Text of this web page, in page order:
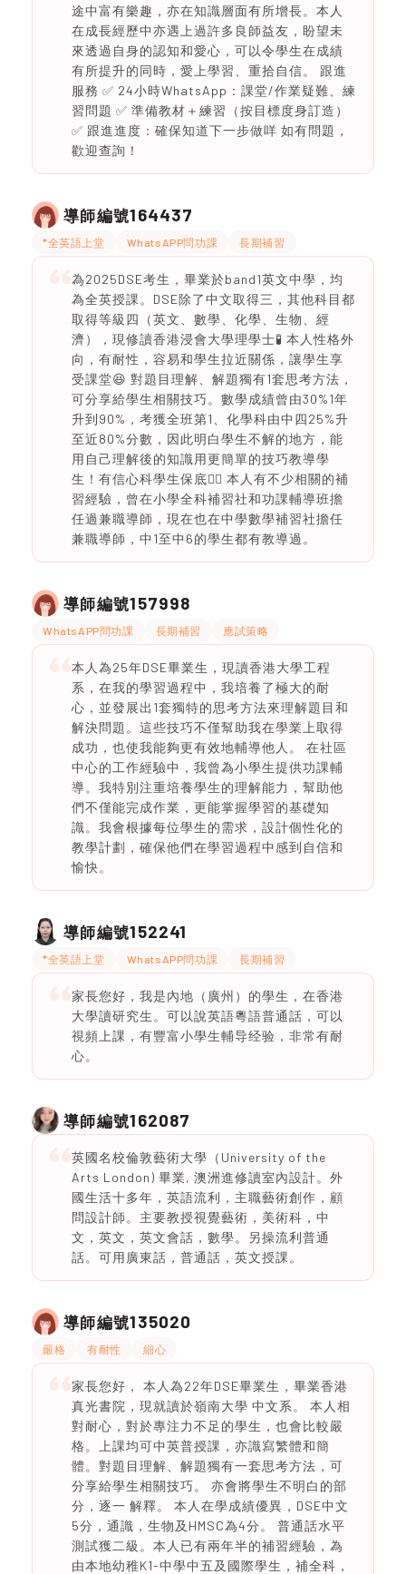
途中富有樂趣，亦在知識層面有所增長。本人
在成長經歷中亦遇上過許多良師益友，盼望未
來透過自身的認知和愛心，可以令學生在成績
有所提升的同時，愛上學習、重拾自信。 跟進
服務 ✅ 24小時WhatsApp：課堂/作業疑難、練
習問題 ✅ 準備教材＋練習（按目標度身訂造）
✅ 跟進進度：確保知道下一步做咩 如有問題，
歡迎查詢！
導師編號164437
*全英語上堂 WhatsAPP問功課 長期補習
為2025DSE考生，畢業於band1英文中學，均
為全英授課。DSE除了中文取得三，其他科目都
取得等級四（英文、數學、化學、生物、經
濟），現修讀香港浸會大學理學士🧪 本人性格外
向，有耐性，容易和學生拉近關係，讓學生享
受課堂😆 對題目理解、解題獨有1套思考方法，
可分享給學生相關技巧。數學成績曾由30%1年
升到90%，考獲全班第1、化學科由中四25%升
至近80%分數，因此明白學生不解的地方，能
用自己理解後的知識用更簡單的技巧教導學
生！有信心科學生保底❤️‍🔥 本人有不少相關的補
習經驗，曾在小學全科補習社和功課輔導班擔
任過兼職導師，現在也在中學數學補習社擔任
兼職導師，中1至中6的學生都有教導過。
導師編號157998
WhatsAPP問功課 長期補習 應試策略
本人為25年DSE畢業生，現讀香港大學工程
系，在我的學習過程中，我培養了極大的耐
心，並發展出1套獨特的思考方法來理解題目和
解決問題。這些技巧不僅幫助我在學業上取得
成功，也使我能夠更有效地輔導他人。 在社區
中心的工作經驗中，我曾為小學生提供功課輔
導。我特別注重培養學生的理解能力，幫助他
們不僅能完成作業，更能掌握學習的基礎知
識。我會根據每位學生的需求，設計個性化的
教學計劃，確保他們在學習過程中感到自信和
愉快。
導師編號152241
*全英語上堂 WhatsAPP問功課 長期補習
家長您好，我是內地（廣州）的學生，在香港
大學讀研究生。可以說英語粵語普通話，可以
視頻上課，有豐富小學生輔导经验，非常有耐
心。
導師編號162087
英國名校倫敦藝術大學（University of the
Arts London) 畢業, 澳洲進修讀室內設計。外
國生活十多年，英語流利，主職藝術創作，顧
問設計師。主要教授視覺藝術，美術科，中
文，英文，英文會話，數學。另操流利普通
話。可用廣東話，普通話，英文授課。
導師編號135020
嚴格 有耐性 細心
家長您好， 本人為22年DSE畢業生，畢業香港
真光書院，現就讀於嶺南大學 中文系。 本人相
對耐心，對於專注力不足的學生，也會比較嚴
格。上課均可中英普授課，亦識寫繁體和簡
體。對題目理解、解題獨有一套思考方法，可
分享給學生相關技巧。 亦會將學生不明白的部
分，逐一 解釋。 本人在學成績優異，DSE中文
5分，通識，生物及HMSC為4分。 普通話水平
測試獲二級。本人已有兩年半的補習經驗，為
由本地幼稚K1-中學中五及國際學生，補全科，